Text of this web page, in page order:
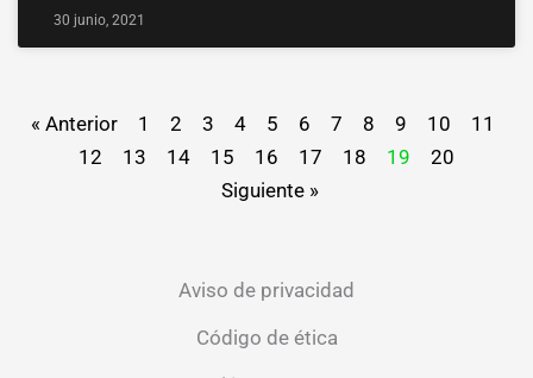
30 junio, 2021
« Anterior 1 2 3 4 5 6 7 8 9 10
11
12
13 14 15 16 17 18 19
20
Siguiente »
Aviso de privacidad
Código de ética